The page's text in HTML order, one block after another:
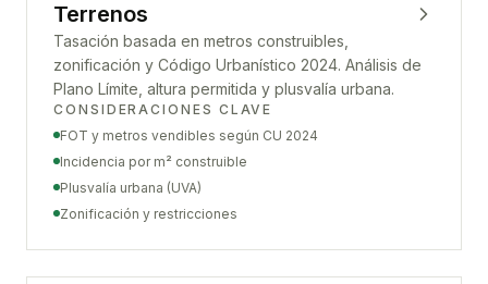
Terrenos
Tasación basada en metros construibles,
zonificación y Código Urbanístico 2024. Análisis de
Plano Límite, altura permitida y plusvalía urbana.
CONSIDERACIONES CLAVE
FOT y metros vendibles según CU 2024
Incidencia por m² construible
Plusvalía urbana (UVA)
Zonificación y restricciones